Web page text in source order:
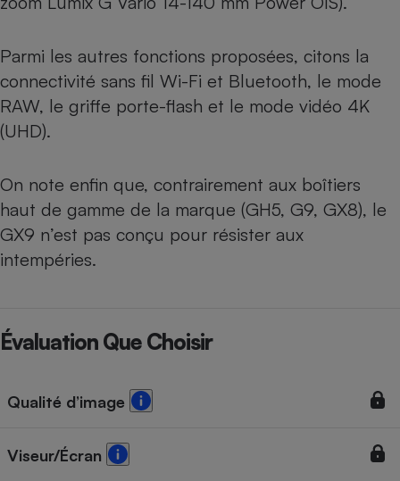
Parmi les autres fonctions proposées, citons la
connectivité sans fil Wi-Fi et Bluetooth, le mode
RAW, le griffe porte-flash et le mode vidéo 4K
(UHD).
On note enfin que, contrairement aux boîtiers
haut de gamme de la marque (GH5, G9, GX8), le
GX9 n’est pas conçu pour résister aux
intempéries.
Évaluation Que Choisir
Qualité d’image
Viseur/Écran